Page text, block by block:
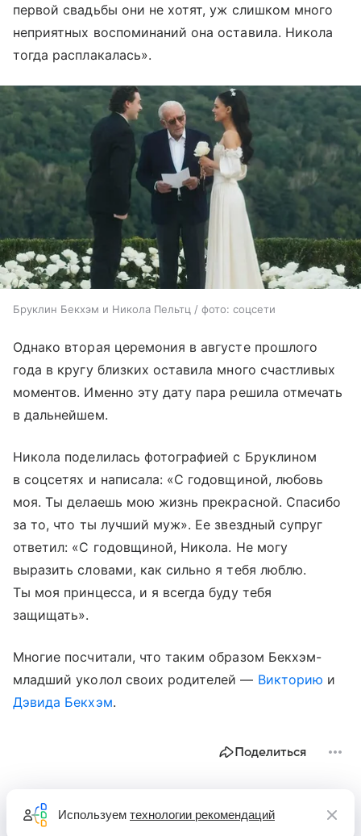
первой свадьбы они не хотят, уж слишком много
неприятных воспоминаний она оставила. Никола
тогда расплакалась».
Бруклин Бекхэм и Никола Пельтц / фото: соцсети
Однако вторая церемония в августе прошлого
года в кругу близких оставила много счастливых
моментов. Именно эту дату пара решила отмечать
в дальнейшем.
Никола поделилась фотографией с Бруклином
в соцсетях и написала: «С годовщиной, любовь
моя. Ты делаешь мою жизнь прекрасной. Спасибо
за то, что ты лучший муж». Ее звездный супруг
ответил: «С годовщиной, Никола. Не могу
выразить словами, как сильно я тебя люблю.
Ты моя принцесса, и я всегда буду тебя
защищать».
Многие посчитали, что таким образом Бекхэм-
младший уколол своих родителей — Викторию и
Дэвида Бекхэм.
Поделиться
Используем технологии рекомендаций